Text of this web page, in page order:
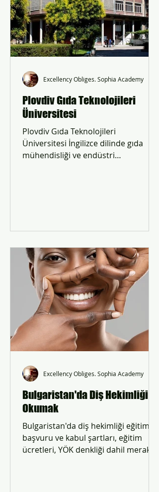
Plovdiv Gıda Teknolojileri
Üniversitesi
Plovdiv Gıda Teknolojileri
Üniversitesi İngilizce dilinde gıda
mühendisliği ve endüstri
Excellency Obliges. Sophia Academy
Bulgaristan'da Diş Hekimliği
Okumak
Bulgaristan'da diş hekimliği eğitimi
başvuru ve kabul şartları, eğitim
ücretleri, YÖK denkliği dahil merak
Excellency Obliges. Sophia Academy